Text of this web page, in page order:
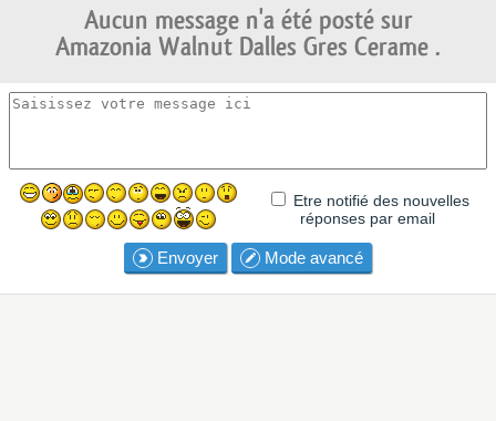
Aucun message n'a été posté sur
Amazonia Walnut Dalles Gres Cerame .
Etre notifié des nouvelles
réponses par email
Envoyer Mode avancé